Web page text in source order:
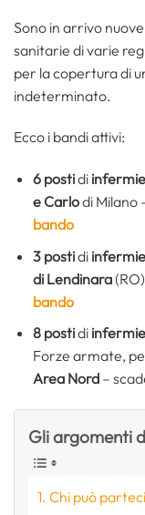
Sono in arrivo
sanitarie di varie
per la copertura di
indeterminato.
Ecco i bandi attivi:
6 postidi
e Carlodi Milano
bando
3 postidi
di Lendinara
bando
8 postidi
Forze armate,
Area Nord–
Gli argomenti
Chi può